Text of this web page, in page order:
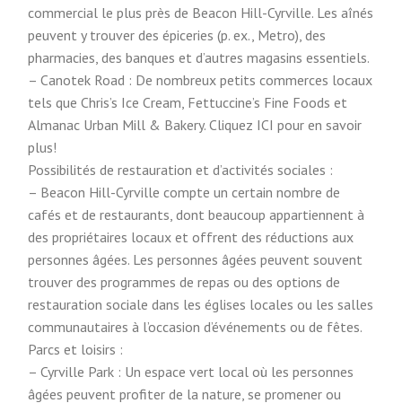
commercial le plus près de Beacon Hill-Cyrville. Les aînés
peuvent y trouver des épiceries (p. ex., Metro), des
pharmacies, des banques et d’autres magasins essentiels.
– Canotek Road : De nombreux petits commerces locaux
tels que Chris’s Ice Cream, Fettuccine’s Fine Foods et
Almanac Urban Mill & Bakery. Cliquez ICI pour en savoir
plus!
Possibilités de restauration et d’activités sociales :
– Beacon Hill-Cyrville compte un certain nombre de
cafés et de restaurants, dont beaucoup appartiennent à
des propriétaires locaux et offrent des réductions aux
personnes âgées. Les personnes âgées peuvent souvent
trouver des programmes de repas ou des options de
restauration sociale dans les églises locales ou les salles
communautaires à l’occasion d’événements ou de fêtes.
Parcs et loisirs :
– Cyrville Park : Un espace vert local où les personnes
âgées peuvent profiter de la nature, se promener ou